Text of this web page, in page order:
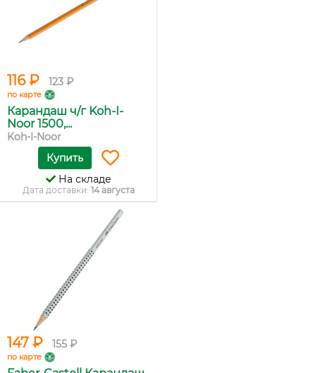
116 ₽ 123 ₽
по карте
Карандаш ч/г Koh-I-
Noor 1500,...
Koh-I-Noor
Купить
На складе
Дата доставки: 14 августа
147 ₽ 155 ₽
по карте